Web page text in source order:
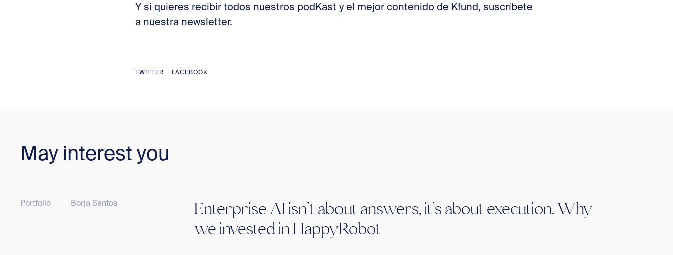
Y si quieres recibir todos nuestros podKast y el mejor contenido de Kfund, suscríbete
a nuestra newsletter.
TWITTER FACEBOOK
May interest you
Portfolio Borja Santos
Enterprise AI isn’t about answers, it’s about execution. Why
we invested in HappyRobot